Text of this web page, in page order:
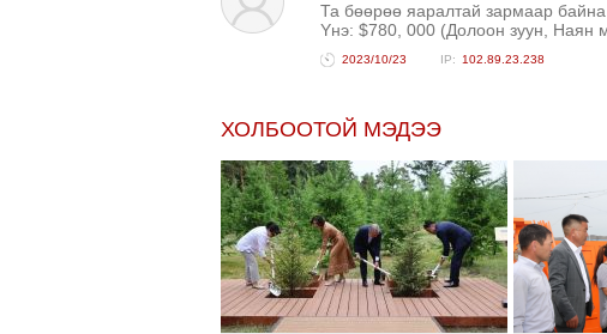
Та бөөрөө яаралтай зармаар
Yнэ: $780, 000 (Долоон зуун, Наян
2023/10/23 102.89.23.238
ХОЛБООТОЙ МЭДЭЭ